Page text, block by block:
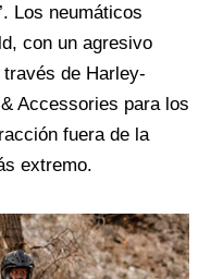
Los neumáticos
con un agresivo
de Harley-
Accessories para los
fuera de la
extremo.